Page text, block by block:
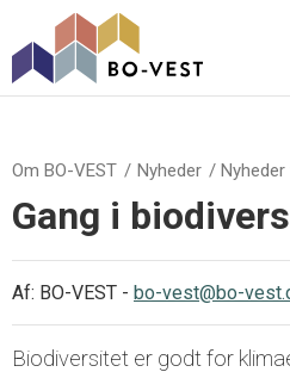
gå til indhold
Om BO-VEST Nyheder
Gang i
Af: BO-VEST - bo-vest@bo-
Biodiversitet er godt for